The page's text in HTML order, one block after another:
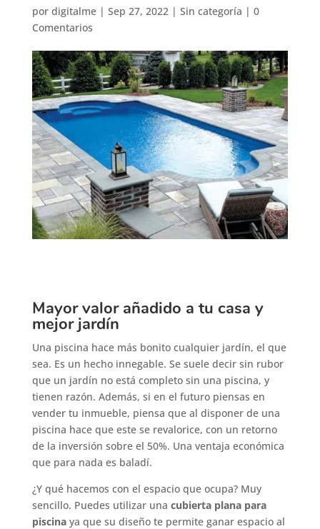
por digitalme| Sep 27, 2022| Sin categoría | 0
Comentarios
Mayor valor añadido a tu casa y
mejor jardín
Una piscina hace más bonito cualquier jardín, el que
sea. Es un hecho innegable. Se suele decir sin rubor
que un jardín no está completo sin una piscina, y
tienen razón. Además, si en el futuro piensas en
vender tu inmueble, piensa que al disponer de una
piscina hace que este se revalorice, con un retorno
de la inversión sobre el 50%. Una ventaja económica
que para nada es baladí.
¿Y qué hacemos con el espacio que ocupa? Muy
sencillo. Puedes utilizar una cubierta plana para
piscinaya que su diseño te permite ganar espacio al